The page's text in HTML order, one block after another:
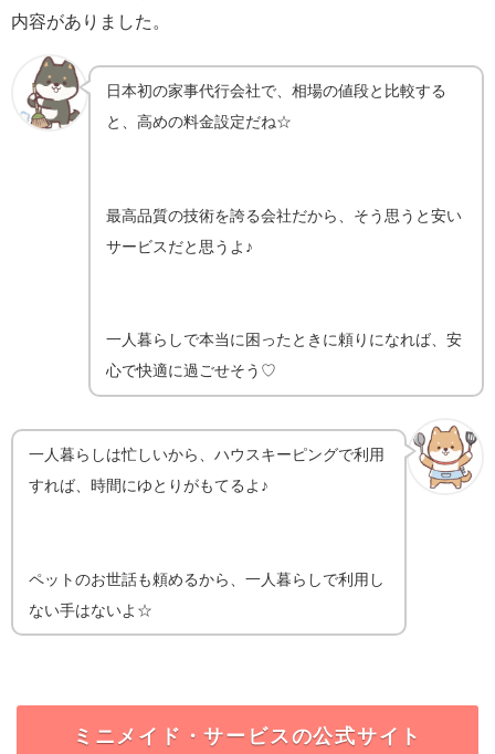
内容がありました。
日本初の家事代行会社で、相場の値段と比較する
と、高めの料金設定だね☆
最高品質の技術を誇る会社だから、そう思うと安い
サービスだと思うよ♪
一人暮らしで本当に困ったときに頼りになれば、安
心で快適に過ごせそう♡
一人暮らしは忙しいから、ハウスキーピングで利用
すれば、時間にゆとりがもてるよ♪
ペットのお世話も頼めるから、一人暮らしで利用し
ない手はないよ☆
ミニメイド・サービス の公式サイト